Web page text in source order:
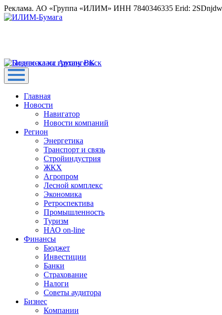
Реклама. АО «Группа «ИЛИМ» ИНН 7840346335 Erid:
Главная
Новости
Навигатор
Новости компаний
Регион
Энергетика
Транспорт и связь
Стройиндустрия
ЖКХ
Агропром
Лесной комплекс
Экономика
Ретроспектива
Промышленность
Туризм
НАО on-line
Финансы
Бюджет
Инвестиции
Банки
Страхование
Налоги
Советы аудитора
Бизнес
Компании